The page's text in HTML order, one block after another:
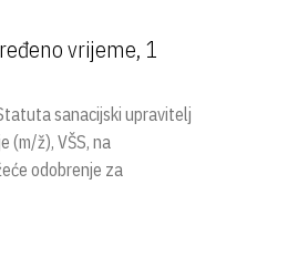
vrijeme, 1
sanacijski upravitelj
(m/ž), VŠS, na
odobrenje za